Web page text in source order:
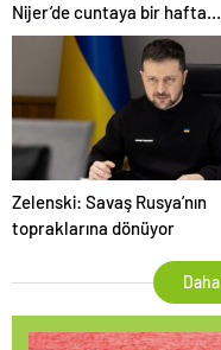
Nijer’de cuntaya bir hafta
süre
Zelenski: Savaş Rusya’nın
topraklarına dönüyor